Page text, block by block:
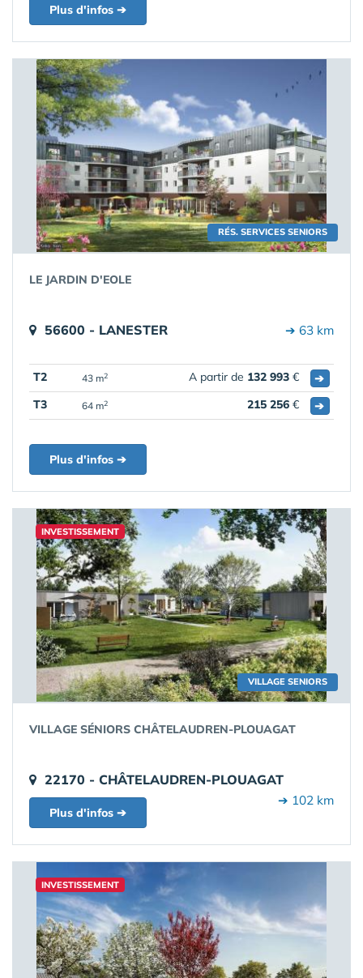
Plus d'infos ➔
RÉS. SERVICES SENIORS
LE JARDIN D'EOLE
56600 - LANESTER ➔ 63 km
T2 43 m2 A partir de 132 993 €
➔
T3
64 m2 215 256 € ➔
Plus d'infos ➔
VILLAGE SENIORS
INVESTISSEMENT
VILLAGE SÉNIORS CHÂTELAUDREN-PLOUAGAT
22170 - CHÂTELAUDREN-PLOUAGAT
➔ 102 km
Plus d'infos ➔
INVESTISSEMENT